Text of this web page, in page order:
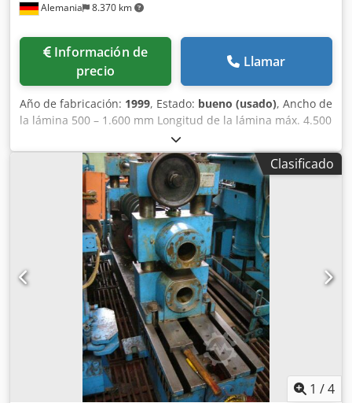
Alemania 8.370 km
Información de
precio
Llamar
Año de fabricación: 1999, Estado: bueno (usado), Ancho de
la lámina 500 – 1.600 mm Longitud de la lámina máx. 4.500
mm Peso de la pila máx. 3 t Dkedpfjbh Dtwox Ab Ior Altura
de la pila (con palé) máx. 500 mm Velocidad máx. 40
Clasificado
1 /4